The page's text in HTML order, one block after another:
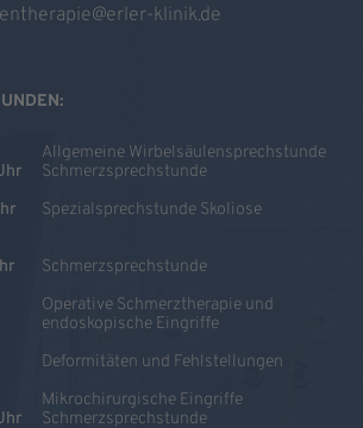
klinik.de
Allgemeine Wirbelsäulensprechstunde
Schmerzsprechstunde
Spezialsprechstunde Skoliose
Schmerzsprechstunde
Operative Schmerztherapie und
endoskopische Eingriffe
Deformitäten und Fehlstellungen
Mikrochirurgische Eingriffe
Schmerzsprechstunde